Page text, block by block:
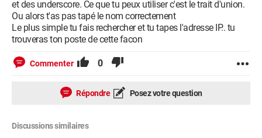
et des underscore. Ce que tu peux utiliser c'est le trait d'union.
Ou alors t'as pas tapé le nom correctement
Le plus simple tu fais rechercher et tu tapes l'adresse IP.. tu
trouveras ton poste de cette facon
Commenter 0
Répondre Posez votre question
Discussions similaires